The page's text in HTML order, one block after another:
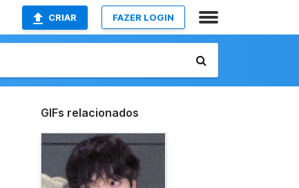
CRIAR FAZER LOGIN
GIFs relacionados